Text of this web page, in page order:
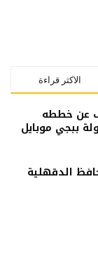
الاكثر قراءة
عن خططه
ببجي موبايل
الدقهلية